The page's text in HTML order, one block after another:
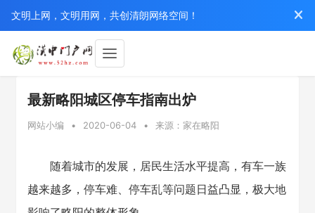
文明上网，文明用网，共创清朗网络空间！
最新略阳城区停车指南出炉
网站小编 • 2020-06-04 • 来源：家在略阳
随着城市的发展，居民生活水平提高，有车一族
越来越多，停车难、停车乱等问题日益凸显，极大地